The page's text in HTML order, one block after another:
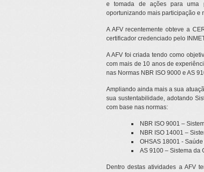
e tomada de ações para uma
oportunizando mais participação e
A AFV recentemente obteve a
certificador credenciado pelo
A AFV foi criada tendo como
com mais de 10 anos de
nas Normas NBR ISO 9000 e AS
Ampliando ainda mais a sua
sua sustentabilidade, adotando
com base nas normas:
NBR ISO 9001 –
NBR ISO 14001 –
OHSAS 18001 -
AS 9100 – Sistema da
Dentro destas atividades a AFV